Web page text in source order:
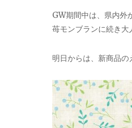
GW期間中は、県内外
苺モンブランに続き大
明日からは、新商品の